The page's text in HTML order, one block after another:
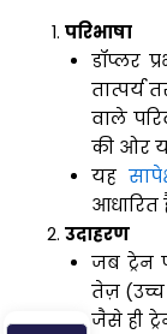
परिभाषा
डॉप्लर
तात्पर्य
वाले
की ओर
यह
आधारित
उदाहरण
जब ट्रेन
तेज़ (उच्च
जैसे ही